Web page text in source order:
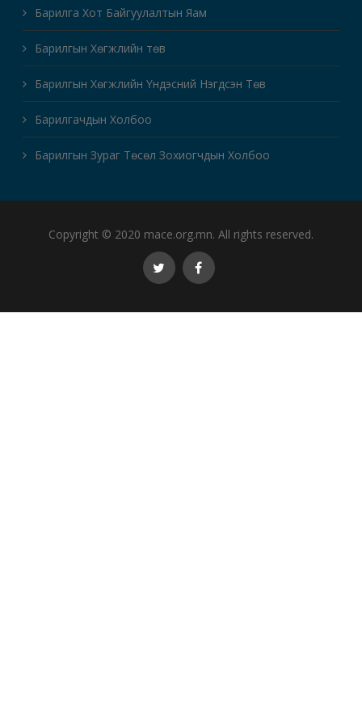
Барилга Хот Байгуулалтын Яам
Барилгын Хөгжлийн төв
Барилгын Хөгжлийн Үндэсний Нэгдсэн Төв
Барилгачдын Холбоо
Барилгын Зураг Төсөл Зохиогчдын Холбоо
Copyright © 2020 mace.org.mn. All rights reserved.